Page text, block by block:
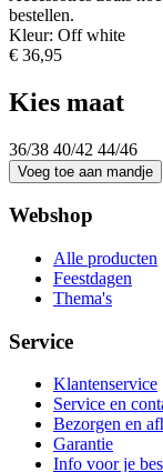
bestellen.
Kleur: Off white
€ 36,95
Kies maat
36/38 40/42 44/46
Webshop
Alle producten
Feestdagen
Thema's
Service
Klantenservice
Service en
Bezorgen en
Garantie
Info voor je